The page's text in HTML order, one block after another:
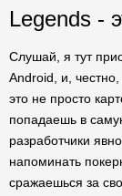
Legends -
Слушай, я тут
Android, и,
это не просто
попадаешь в
разработчики
напоминать
сражаешься за